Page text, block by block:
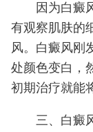
因为白癜风
有观察肌肤的
风。白癜风刚
处颜色变白，
初期治疗就能
三、白癜风